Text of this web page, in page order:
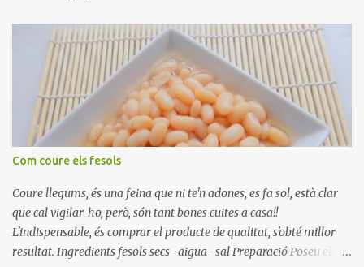
Com coure els fesols
Coure llegums, és una feina que ni te'n adones, es fa sol, està clar
que cal vigilar-ho, però, són tant bones cuites a casa!!
L'indispensable, és comprar el producte de qualitat, s'obté millor
resultat. Ingredients fesols secs -aigua -sal Preparació Poseu els